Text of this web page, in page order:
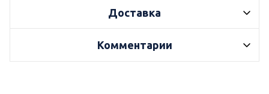
Доставка
Комментарии